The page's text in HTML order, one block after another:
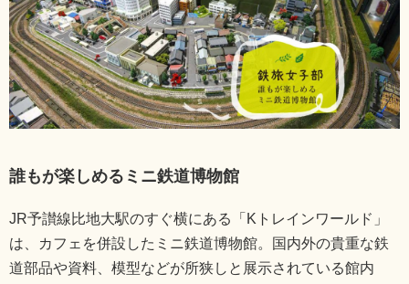
誰もが楽しめるミニ鉄道博物館
JR予讃線比地大駅のすぐ横にある「Kトレインワールド」
は、カフェを併設したミニ鉄道博物館。国内外の貴重な鉄
道部品や資料、模型などが所狭しと展示されている館内